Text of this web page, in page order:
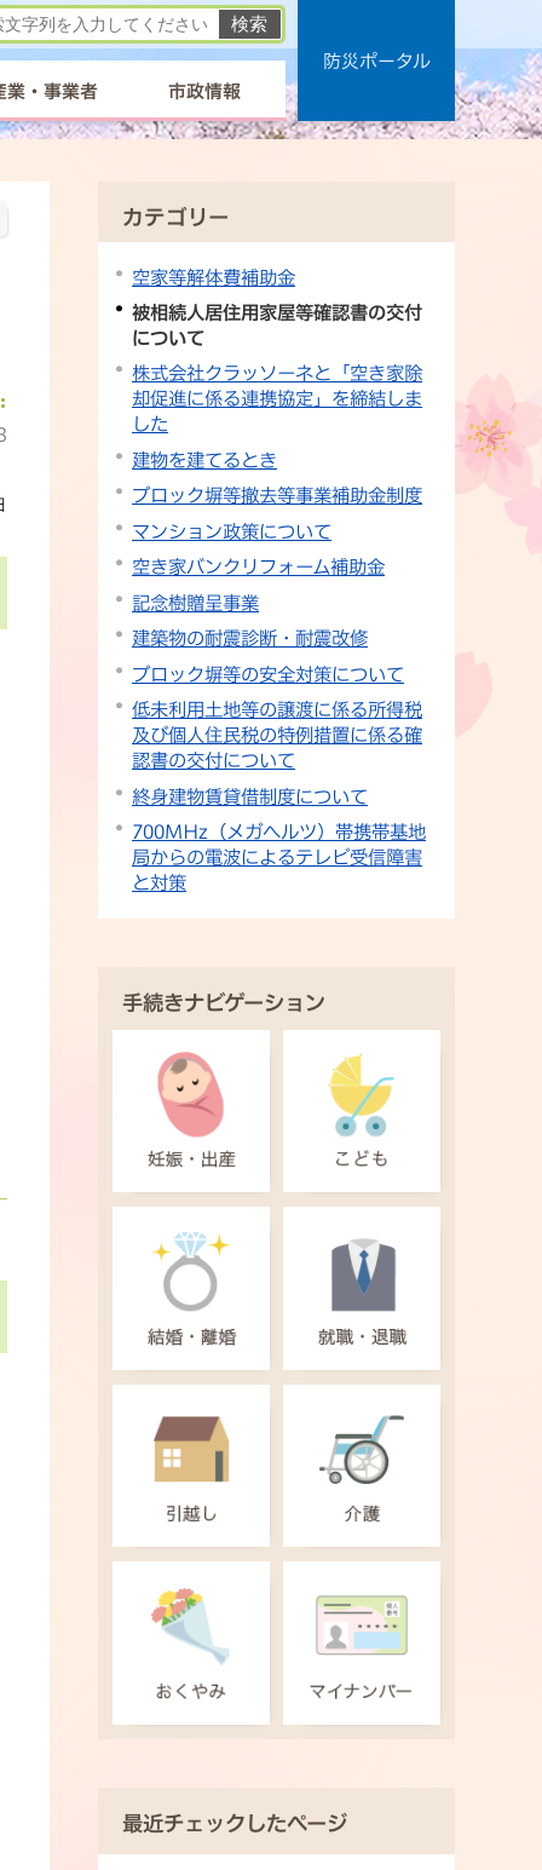
業・事業者 市政情報
防災ポータル
カテゴリー
空家等解体費補助金
被相続人居住用家屋等確認書の交付
について
株式会社クラッソーネと「空き家除
却促進に係る連携協定」を締結しま
した
建物を建てるとき
ブロック塀等撤去等事業補助金制度
マンション政策について
空き家バンクリフォーム補助金
記念樹贈呈事業
建築物の耐震診断・耐震改修
ブロック塀等の安全対策について
低未利用土地等の譲渡に係る所得税
及び個人住民税の特例措置に係る確
認書の交付について
終身建物賃貸借制度について
700MHz（メガヘルツ）帯携帯基地
局からの電波によるテレビ受信障害
と対策
手続きナビゲーション
最近チェックしたページ